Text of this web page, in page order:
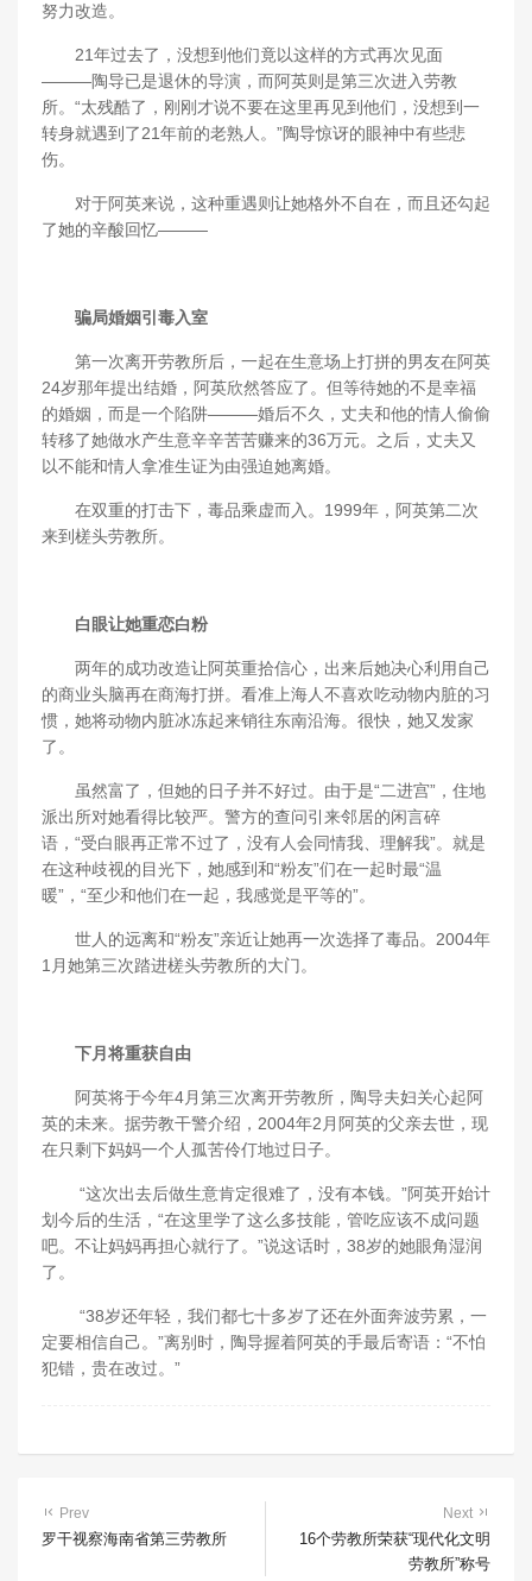
努力改造。
21年过去了，没想到他们竟以这样的方式再次见面
———陶导已是退休的导演，而阿英则是第三次进入劳教
所。“太残酷了，刚刚才说不要在这里再见到他们，没想到一
转身就遇到了21年前的老熟人。”陶导惊讶的眼神中有些悲
伤。
对于阿英来说，这种重遇则让她格外不自在，而且还勾起
了她的辛酸回忆———
骗局婚姻引毒入室
第一次离开劳教所后，一起在生意场上打拼的男友在阿英
24岁那年提出结婚，阿英欣然答应了。但等待她的不是幸福
的婚姻，而是一个陷阱———婚后不久，丈夫和他的情人偷偷
转移了她做水产生意辛辛苦苦赚来的36万元。之后，丈夫又
以不能和情人拿准生证为由强迫她离婚。
在双重的打击下，毒品乘虚而入。1999年，阿英第二次
来到槎头劳教所。
白眼让她重恋白粉
两年的成功改造让阿英重拾信心，出来后她决心利用自己
的商业头脑再在商海打拼。看准上海人不喜欢吃动物内脏的习
惯，她将动物内脏冰冻起来销往东南沿海。很快，她又发家
了。
虽然富了，但她的日子并不好过。由于是“二进宫”，住地
派出所对她看得比较严。警方的查问引来邻居的闲言碎
语，“受白眼再正常不过了，没有人会同情我、理解我”。就是
在这种歧视的目光下，她感到和“粉友”们在一起时最“温
暖”，“至少和他们在一起，我感觉是平等的”。
世人的远离和“粉友”亲近让她再一次选择了毒品。2004年
1月她第三次踏进槎头劳教所的大门。
下月将重获自由
阿英将于今年4月第三次离开劳教所，陶导夫妇关心起阿
英的未来。据劳教干警介绍，2004年2月阿英的父亲去世，现
在只剩下妈妈一个人孤苦伶仃地过日子。
“这次出去后做生意肯定很难了，没有本钱。”阿英开始计
划今后的生活，“在这里学了这么多技能，管吃应该不成问题
吧。不让妈妈再担心就行了。”说这话时，38岁的她眼角湿润
了。
“38岁还年轻，我们都七十多岁了还在外面奔波劳累，一
定要相信自己。”离别时，陶导握着阿英的手最后寄语：“不怕
犯错，贵在改过。”
Prev
罗干视察海南省第三劳教所
Next
16个劳教所荣获“现代化文明
劳教所”称号